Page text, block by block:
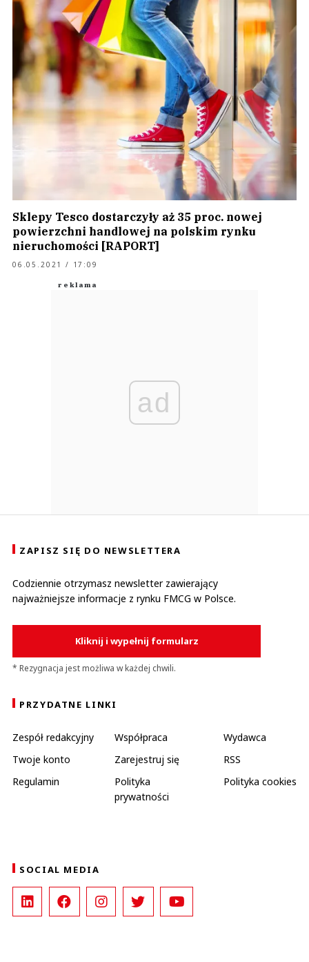
Sklepy Tesco dostarczyły aż 35 proc. nowej
powierzchni handlowej na polskim rynku
nieruchomości [RAPORT]
06.05.2021 / 17:09
ad
ZAPISZ SIĘ DO NEWSLETTERA
Codziennie otrzymasz newsletter zawierający
najważniejsze informacje z rynku FMCG w Polsce.
Kliknij i wypełnij formularz
* Rezygnacja jest możliwa w każdej chwili.
PRZYDATNE LINKI
Zespół redakcyjny Współpraca
Wydawca
Twoje konto
Zarejestruj się
RSS
Regulamin
Polityka
prywatności
Polityka cookies
SOCIAL MEDIA